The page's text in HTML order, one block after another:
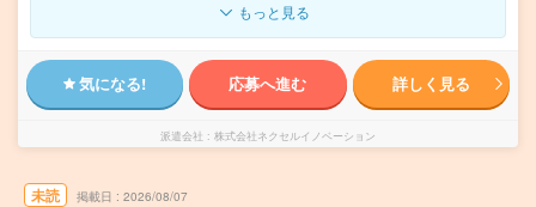
もっと見る
気になる! 応募へ進む 詳しく見る
派遣会社 株式会社ネクセルイノベーション
未読 掲載日 2026/08/07